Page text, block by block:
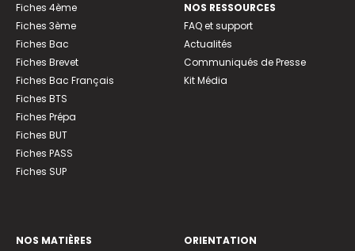
Fiches 4ème
Fiches 3ème
Fiches Bac
Fiches Brevet
Fiches Bac Français
Fiches BTS
Fiches Prépa
Fiches BUT
Fiches PASS
Fiches SUP
NOS RESSOURCES
FAQ et support
Actualités
Communiqués de Presse
Kit Média
NOS MATIÈRES
ORIENTATION